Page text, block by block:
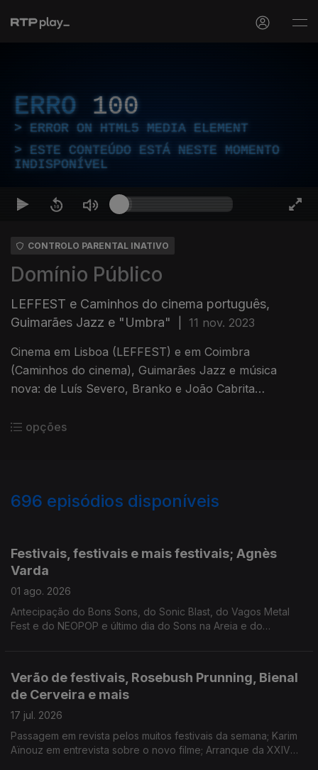
ERRO 100
ERROR ON HTML5 MEDIA ELEMENT
ESTE CONTEÚDO ESTÁ NESTE MOMENTO
INDISPONÍVEL
CONTROLO PARENTAL INATIVO
Domínio Público
LEFFEST e Caminhos do cinema português,
Guimarães Jazz e "Umbra"
11 nov. 2023
Cinema em Lisboa (LEFFEST) e em Coimbra
(Caminhos do cinema), Guimarães Jazz e música
nova: de Luís Severo, Branko e João Cabrita
Lucas numa atuação especial para a 3.
opções
696 episódios disponíveis
Festivais, festivais e mais festivais; Agnès
Varda
01 ago. 2026
Antecipação do Bons Sons, do Sonic Blast, do Vagos Metal
Fest e do NEOPOP e último dia do Sons na Areia e do
Verão de festivais, Rosebush Prunning, Bienal
de Cerveira e mais
17 jul. 2026
Passagem em revista pelos muitos festivais da semana; Karim
Aïnouz em entrevista sobre o novo filme; Arranque da XXIV